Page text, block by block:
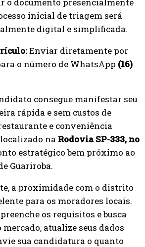
inicial de triagem será
digital e simplificada.
Enviar diretamente por
o número de WhatsApp (16)
consegue manifestar seu
rápida e sem custos de
e conveniência
na Rodovia SP-333, no
estratégico bem próximo ao
Guariroba.
a proximidade com o distrito
para os moradores locais.
os requisitos e busca
atualize seus dados
sua candidatura o quanto